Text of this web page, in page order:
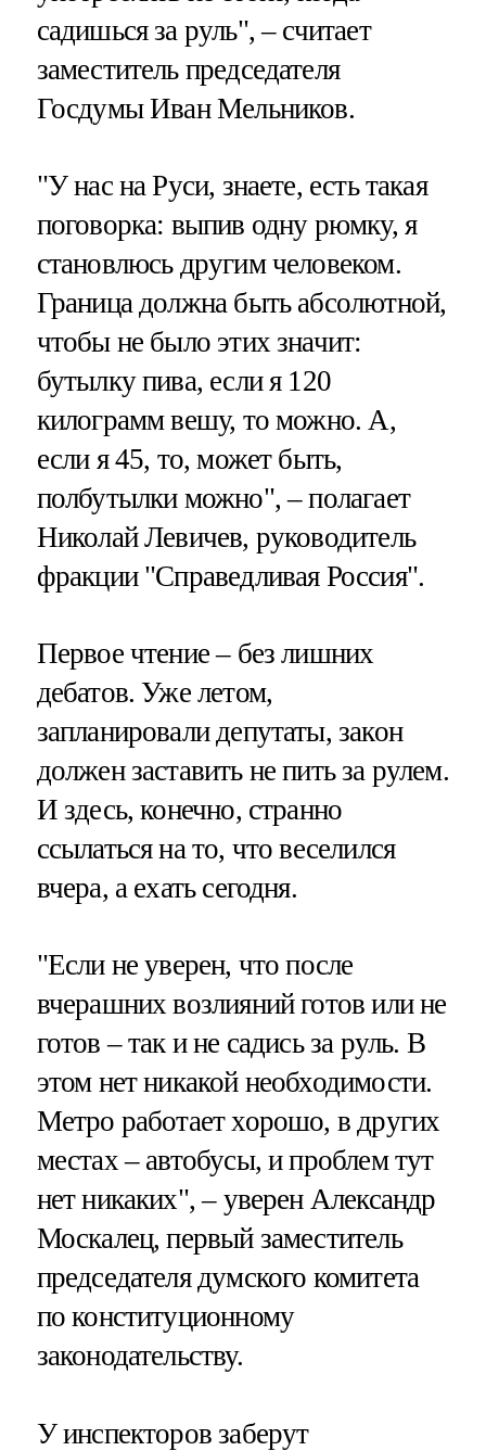
садишься за руль", – считает
заместитель председателя
Госдумы Иван Мельников.
"У нас на Руси, знаете, есть такая
поговорка: выпив одну рюмку, я
становлюсь другим человеком.
Граница должна быть абсолютной,
чтобы не было этих значит:
бутылку пива, если я 120
килограмм вешу, то можно. А,
если я 45, то, может быть,
полбутылки можно", – полагает
Николай Левичев, руководитель
фракции "Справедливая Россия".
Первое чтение – без лишних
дебатов. Уже летом,
запланировали депутаты, закон
должен заставить не пить за рулем.
И здесь, конечно, странно
ссылаться на то, что веселился
вчера, а ехать сегодня.
"Если не уверен, что после
вчерашних возлияний готов или не
готов – так и не садись за руль. В
этом нет никакой необходимости.
Метро работает хорошо, в других
местах – автобусы, и проблем тут
нет никаких", – уверен Александр
Москалец, первый заместитель
председателя думского комитета
по конституционному
законодательству.
У инспекторов заберут